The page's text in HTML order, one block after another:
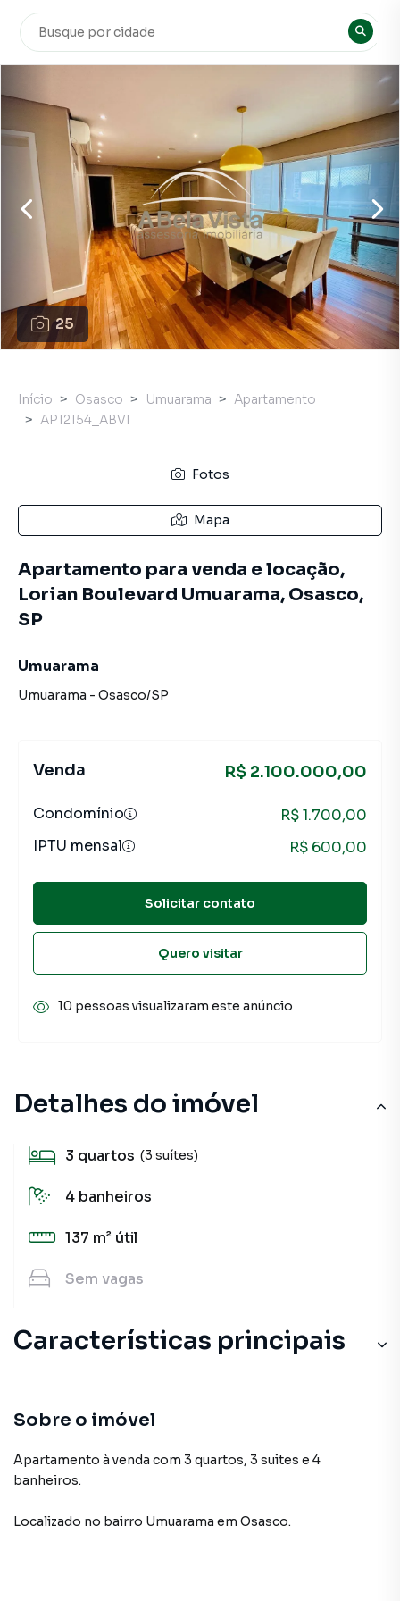
25
Detalhes do imóvel
3 quartos (3 suítes)
4 banheiros
137 m² útil
Sem vagas
Características principais
Sobre o imóvel
Apartamento à venda com 3 quartos, 3 suites e 4
banheiros.
Localizado no bairro Umuarama em Osasco.
Início Osasco Umuarama
Apartamento
AP12154_ABVI
Fotos
Mapa
Apartamento para venda e locação,
Lorian Boulevard Umuarama, Osasco,
SP
Umuarama
Umuarama - Osasco/SP
Venda R$ 2.100.000,00
Condomínio
R$ 1.700,00
IPTU mensal
R$ 600,00
Solicitar contato
Quero visitar
10 pessoas visualizaram este anúncio